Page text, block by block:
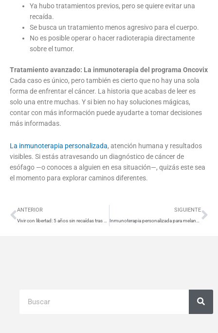
Ya hubo tratamientos previos, pero se quiere evitar una
recaída.
Se busca un tratamiento menos agresivo para el cuerpo.
No es posible operar o hacer radioterapia directamente
sobre el tumor.
Tratamiento avanzado: La inmunoterapia del programa Oncovix
Cada caso es único, pero también es cierto que no hay una sola
forma de enfrentar el cáncer. La historia que acabas de leer es
solo una entre muchas. Y si bien no hay soluciones mágicas,
contar con más información puede ayudarte a tomar decisiones
más informadas.
La inmunoterapia personalizada, atención humana y resultados
visibles. Si estás atravesando un diagnóstico de cáncer de
esófago —o conoces a alguien en esa situación—, quizás este sea
el momento para explorar caminos diferentes.
Ant
ANTERIOR SIGUIENTE